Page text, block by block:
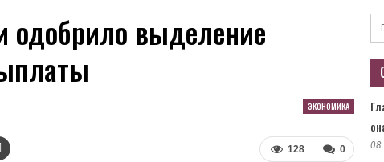
одобрило выделение
ЭКОНОМИКА
0
128